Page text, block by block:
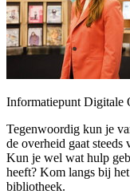
Informatiepunt Digitale
Tegenwoordig kun je
de overheid gaat
Kun je wel wat hulp
heeft? Kom langs bij
bibliotheek.